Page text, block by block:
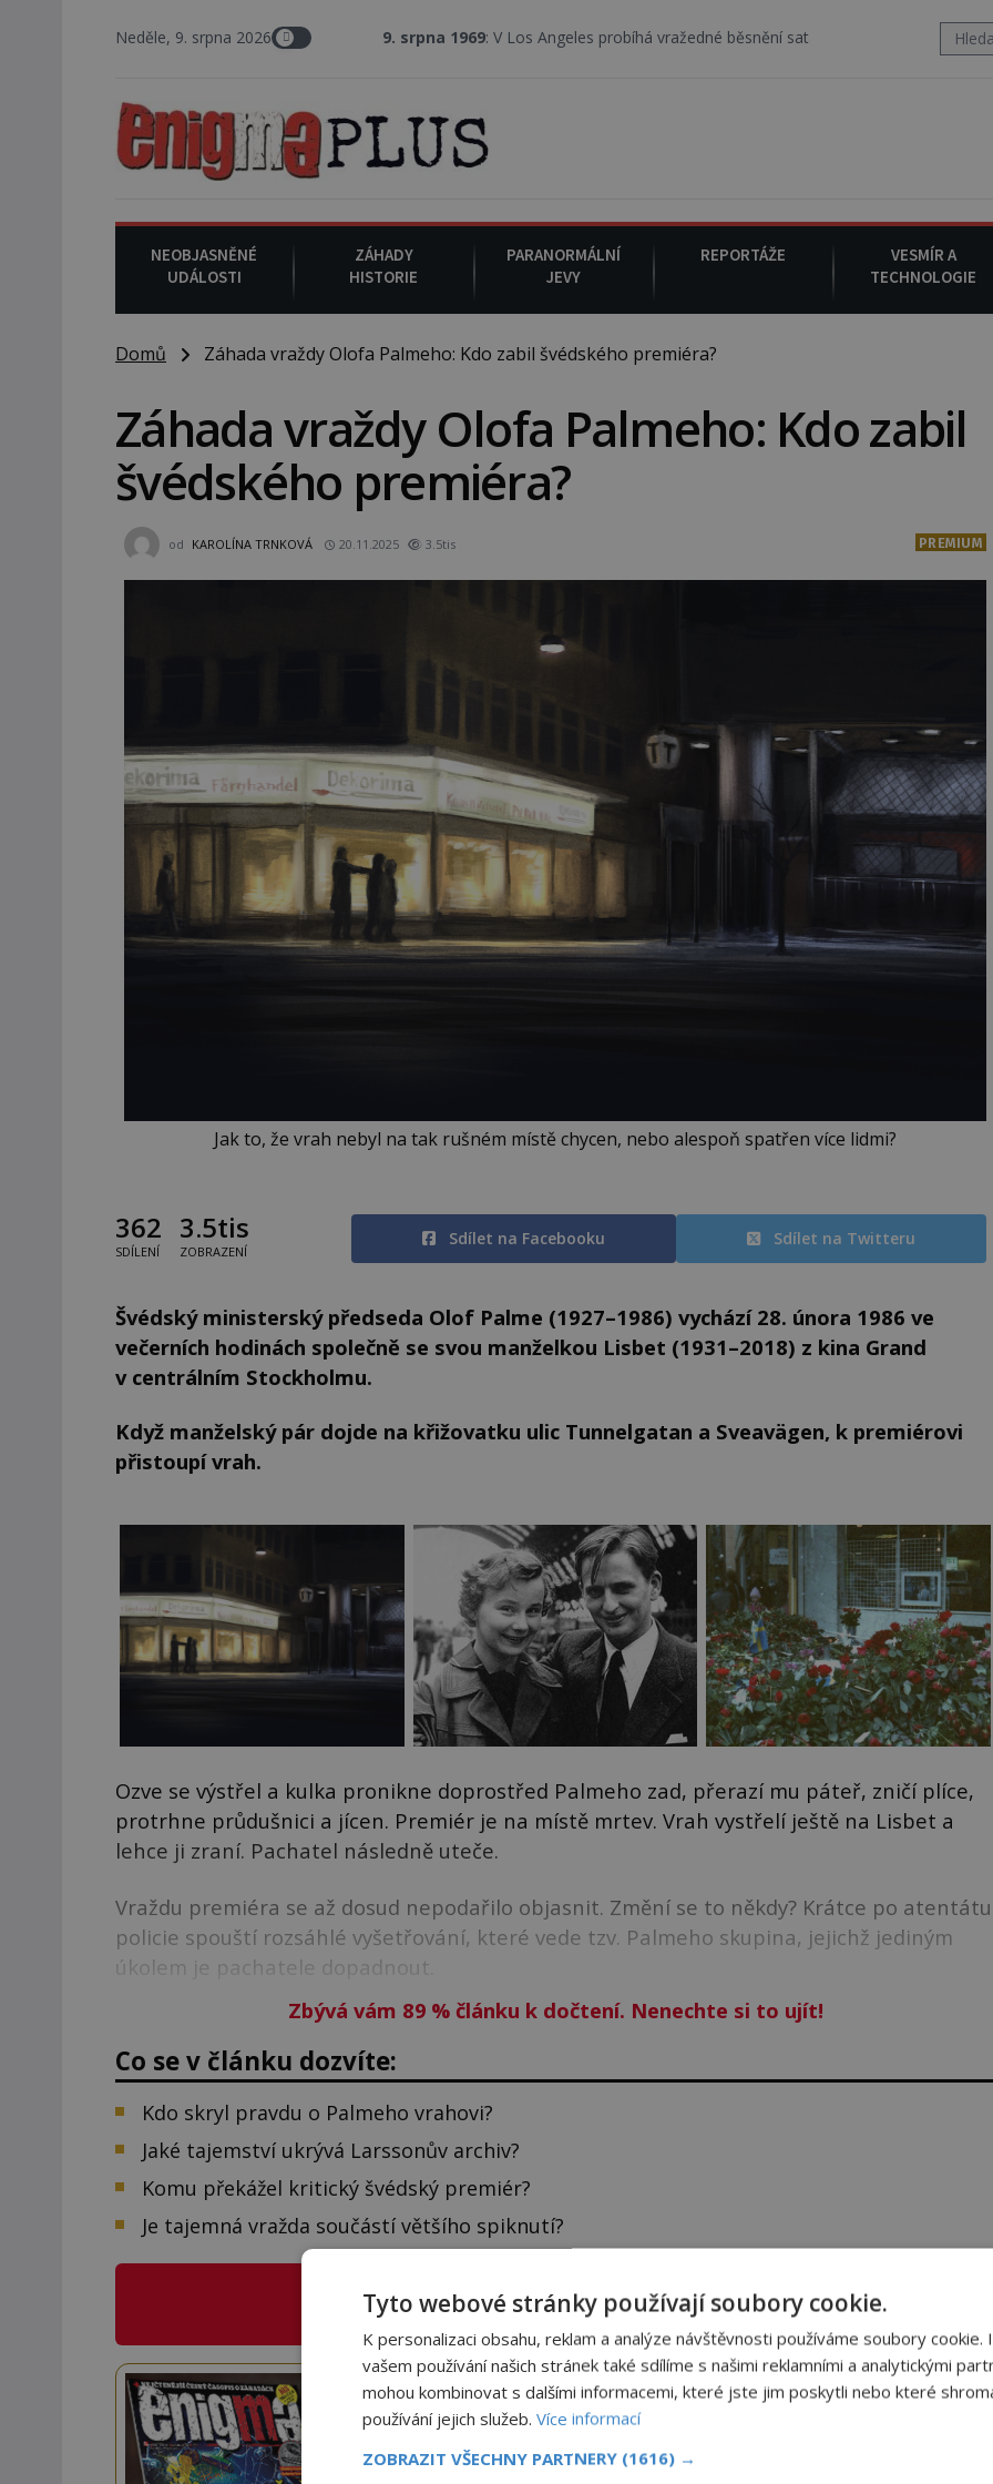
Neděle, 9. srpna 2026 9. srpna 1969: V Los Angeles probíhá vražedné běsnění satanistického gangu vedeného
NEOBJASNĚNÉ
UDÁLOSTI
ZÁHADY
HISTORIE
PARANORMÁLNÍ
JEVY
REPORTÁŽE
VESMÍR A
TECHNOLOGIE
Domů Záhada vraždy Olofa Palmeho: Kdo zabil švédského premiéra?
Záhada vraždy Olofa Palmeho: Kdo zabil
švédského premiéra?
od KAROLÍNA TRNKOVÁ 20.11.2025 3.5tis PREMIUM
Jak to, že vrah nebyl na tak rušném místě chycen, nebo alespoň spatřen více lidmi?
362
SDÍLENÍ
3.5tis
ZOBRAZENÍ
Sdílet na Facebooku Sdílet na Twitteru
Švédský ministerský předseda Olof Palme (1927–1986) vychází 28. února 1986 ve
večerních hodinách společně se svou manželkou Lisbet (1931–2018) z kina Grand
v centrálním Stockholmu.
Když manželský pár dojde na křižovatku ulic Tunnelgatan a Sveavägen, k premiérovi
přistoupí vrah.
Ozve se výstřel a kulka pronikne doprostřed Palmeho zad, přerazí mu páteř, zničí plíce,
protrhne průdušnici a jícen. Premiér je na místě mrtev. Vrah vystřelí ještě na Lisbet a
lehce ji zraní. Pachatel následně uteče.
Vraždu premiéra se až dosud nepodařilo objasnit. Změní se to někdy? Krátce po atentátu
policie spouští rozsáhlé vyšetřování, které vede tzv. Palmeho skupina, jejichž jediným
úkolem je pachatele dopadnout.
Zbývá vám 89 %článku k dočtení. Nenechte si to ujít!
Co se v článku dozvíte:
Kdo skryl pravdu o Palmeho vrahovi?
Jaké tajemství ukrývá Larssonův archiv?
Komu překážel kritický švédský premiér?
Je tajemná vražda součástí většího spiknutí?
CO NABÍZÍENIGMAPLUS PREMIUM?
Staňte se našímPremiumčtenářem a odemknětesi tento
itisícedalších
Navíc od nás obdržíte i celou řadu
Tyto webové stránky používají soubory cookie.
K personalizaci obsahu, reklam a analýze návštěvnosti používáme soubory cookie.
vašem používání našich stránek také sdílíme s našimi reklamními a analytickými
mohou kombinovat s dalšími informacemi, které jste jim poskytli nebo které
používání jejich služeb. Více informací
ZOBRAZIT VŠECHNY PARTNERY (1616) →